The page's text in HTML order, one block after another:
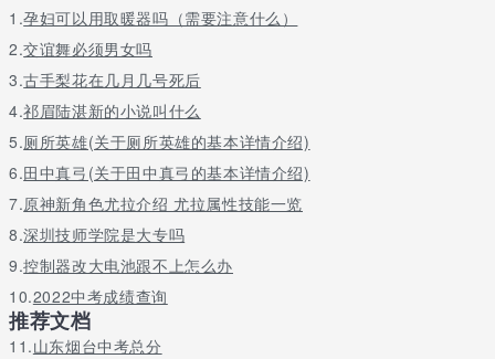
经济学
584 文科
一批
国际经济与贸易
578
法学
日语
558 文科
商务英语
557 文科
公共管理类
561 文科
一批
社会学
557 文科
一批
会计学
644 理科
一批
工商管理类
630
财政学类
623 理科
金融学类
621
经济学
统计学
611
1.孕妇可以用取暖器吗（需要注意什么）
2.交谊舞必须男女吗
3.古手梨花在几月几号死后
4.祁眉陆湛新的小说叫什么
5.厕所英雄(关于厕所英雄的基本详情介绍)
6.田中真弓(关于田中真弓的基本详情介绍)
7.原神新角色尤拉介绍 尤拉属性技能一览
8.深圳技师学院是大专吗
9.控制器改大电池跟不上怎么办
10.2022中考成绩查询
推荐文档
11.山东烟台中考总分